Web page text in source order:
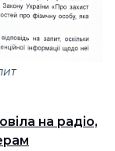
на радіо,